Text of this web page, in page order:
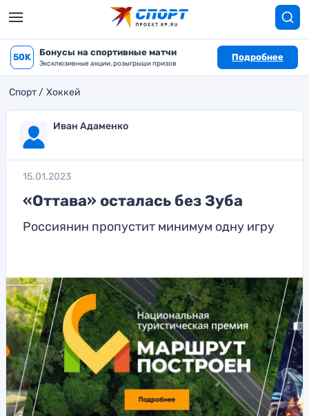
50K Бонусы на спортивные матчи
Эксклюзивные акции, розыгрыши призов
Подробнее
Спорт Хоккей
Иван Адаменко
15.01.2023
«Оттава» осталась без Зуба
Россиянин пропустит минимум одну игру